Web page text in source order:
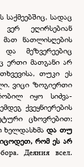
სადაც
ეღირსებიან
ნათლისღების
მეზვერეებიც
ერთი მათგანი არ
თუკი ეს
ვიცი ზოგიერთი
იყო სიძვა-
ქვეყნიერების
ცხოვრებით;
ხელდასხმადა თუ
რომ ეს არ
Деяния всел.